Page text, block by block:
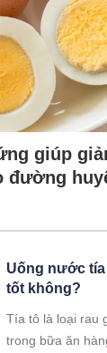
giúp
đường
Uống nước
tốt không?
Tía tô là loại rau
trong bữa ăn